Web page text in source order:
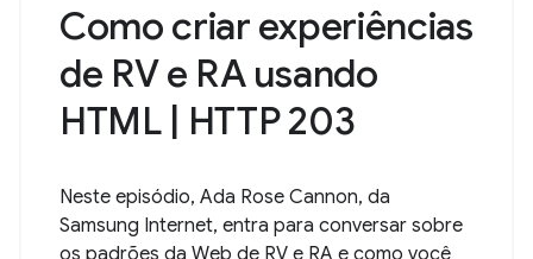
Como criar experiências
de RV e RA usando
HTML | HTTP 203
Neste episódio, Ada Rose Cannon, da
Samsung Internet, entra para conversar sobre
os padrões da Web de RV e RA e como você